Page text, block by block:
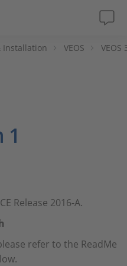
Installation VEOS VEOS
1
Release 2016-A.
refer to the ReadMe